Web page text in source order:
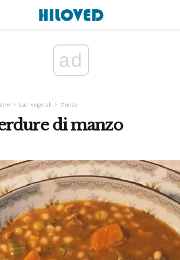
ad
Lati vegetali Manzo
di manzo